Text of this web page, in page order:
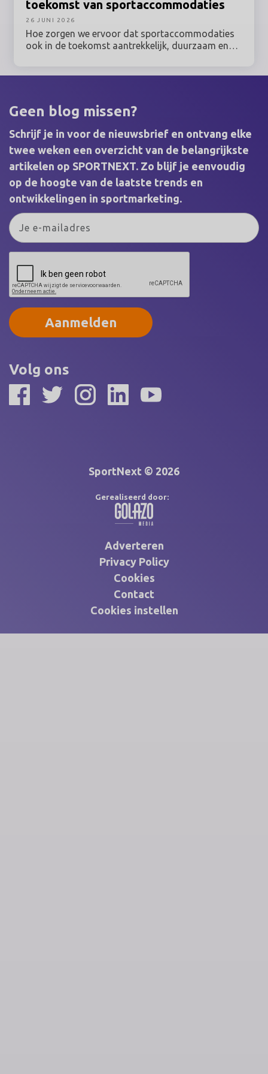
toekomst van sportaccommodaties
Hoe zorgen we ervoor dat sportaccommodaties
ook in de toekomst aantrekkelijk, duurzaam en
omgaat met actuele vraagstukken rondom sport,
bewegen, ruimtegebruik en duurzaamheid.
26 JUNI 2026
Geen blog missen?
Schrijf je in voor de nieuwsbrief en ontvang elke
twee weken een overzicht van de belangrijkste
artikelen op SPORTNEXT. Zo blijf je eenvoudig
op de hoogte van de laatste trends en
ontwikkelingen in sportmarketing.
Aanmelden
Volg ons
SportNext © 2026
Gerealiseerd door:
Adverteren
Privacy Policy
Cookies
Contact
Cookies instellen